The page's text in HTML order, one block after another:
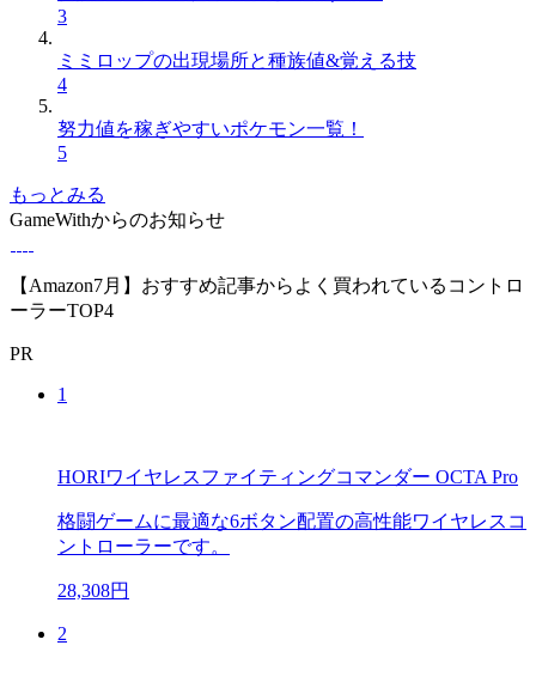
3
ミミロップの出現場所と種族値&覚える技
4
努力値を稼ぎやすいポケモン一覧！
5
もっとみる
GameWithからのお知らせ
【Amazon7月】おすすめ記事からよく買われているコントロ
ーラーTOP4
PR
1
HORIワイヤレスファイティングコマンダー OCTA Pro
格闘ゲームに最適な6ボタン配置の高性能ワイヤレスコ
ントローラーです。
28,308円
2